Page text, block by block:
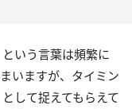
いう言葉は頻繁に
いますが、タイミン
して捉えてもらえて